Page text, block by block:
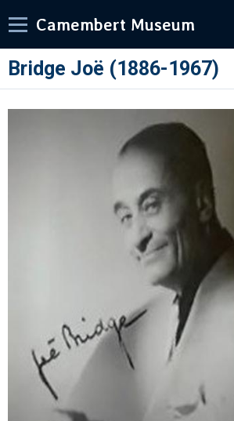
Camembert Museum
Bridge Joë (1886-1967)